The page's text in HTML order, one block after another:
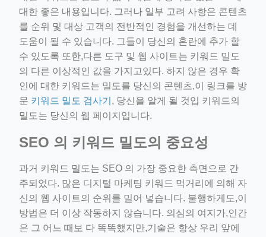
대한 좋은 내용입니다. 그러나 일부 고려 사항은 콘텐츠
를 순위 및 대상 고객의 전반적인 경험을 개선하는 데
도움이 될 수 있습니다. 그들이 당신의 혼란에 추가 할
수 있도록 또한,다른 도구 및 웹 사이트는 키워드 밀도
의 다른 이상적인 값을 가지고있다. 하지 않은 경우 확
인에 대한 키워드는 밀도를 당신의 콘텐츠,이 링크를 방
문 키워드 밀도 검사기 , 당신을 알게 될 것입 키워드의
밀도는 당신의 웹 페이지입니다.
SEO 의 키워드 밀도의 중요성
과거 키워드 밀도는 SEO 의 가장 중요한 측면으로 간
주되었다. 많은 디지털 마케팅 키워드 먹거리에 의해 자
신의 웹 사이트의 순위를 밀어 넣습니다. 불행하게도,이
방법은 더 이상 작동하지 않습니다. 의심의 여지가,인간
은 그 어느 때보 다 똑똑했지만,기술은 항상 우리 앞에